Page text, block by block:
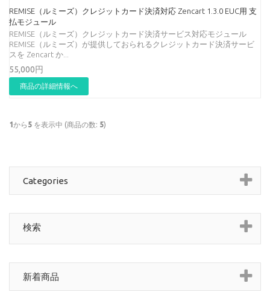
REMISE（ルミーズ）クレジットカード決済対応 Zencart 1.3.0 EUC用 支
払モジュール
REMISE（ルミーズ）クレジットカード決済サービス対応モジュール
REMISE（ルミーズ）が提供しておられるクレジットカード決済サービ
スを Zencart か...
55,000円
商品の詳細情報へ
1 から 5 を表示中 (商品の数: 5)
Categories
検索
新着商品